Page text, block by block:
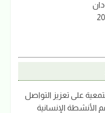
على تعزيز التواصل
الأنشطة الإنسانية